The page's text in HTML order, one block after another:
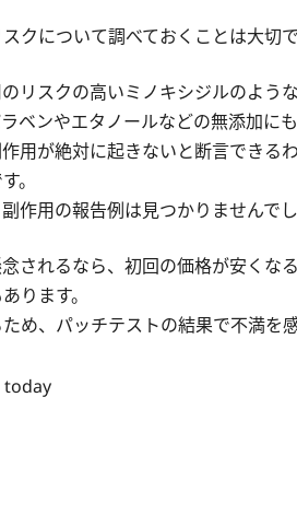
クについて調べておくことは大切で
リスクの高いミノキシジルのよう
ベンやエタノールなどの無添加にも
用が絶対に起きないと断言できる
。
作用の報告例は見つかりませんでし
されるなら、初回の価格が安くな
ります。
め、パッチテストの結果で不満を
today